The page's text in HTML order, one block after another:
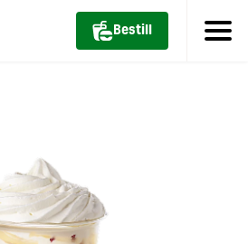
Bestill